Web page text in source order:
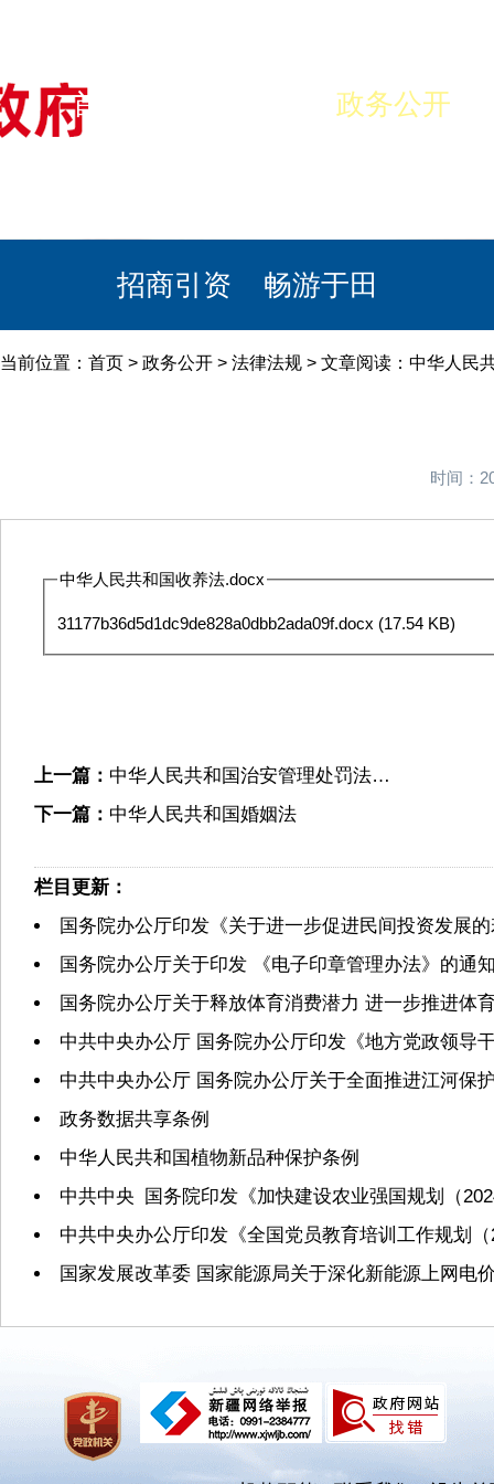
首页 政务公开
招商引资 畅游于田
当前位置： 首页 > 政务公开 > 法律法规 > 文章阅读：中华人民
时间：
中华人民共和国收养法.docx
31177b36d5d1dc9de828a0dbb2ada09f.docx (17.54 KB)
上一篇： 中华人民共和国治安管理处罚法…
下一篇： 中华人民共和国婚姻法
栏目更新：
国务院办公厅印发《关于进一步促进民间投资发展
国务院办公厅关于印发 《电子印章管理办法》的通
国务院办公厅关于释放体育消费潜力 进一步推进体
中共中央办公厅 国务院办公厅印发《地方党政领导
中共中央办公厅 国务院办公厅关于全面推进江河保
政务数据共享条例
中华人民共和国植物新品种保护条例
中共中央 国务院印发《加快建设农业强国规划（
中共中央办公厅印发《全国党员教育培训工作规划
国家发展改革委 国家能源局关于深化新能源上网电